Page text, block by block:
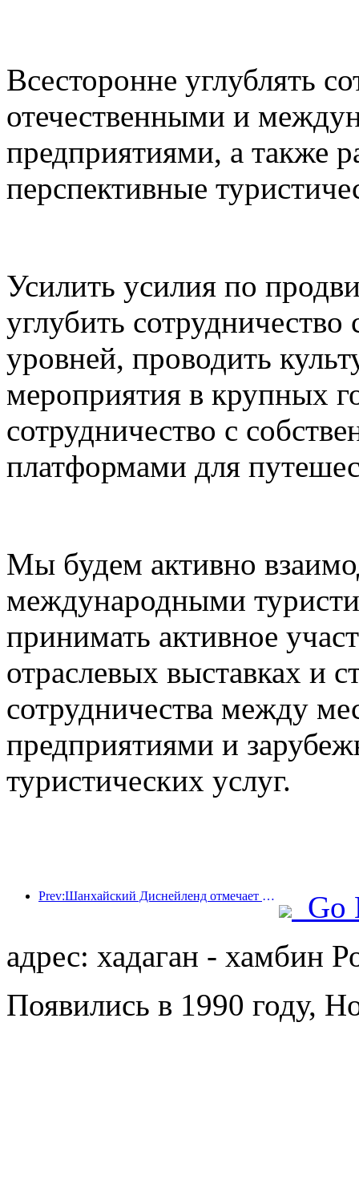
Всесторонне углублять
отечественными и
предприятиями, а также
перспективные
Усилить усилия по
углубить
уровней, проводить
мероприятия в крупных
сотрудничество с
платформами для
Мы будем активно
международными
принимать активное
отраслевых выставках и
сотрудничества между
предприятиями и
туристических услуг.
Prev:Шанхайский Диснейленд отмечает свою 10-летнюю годовщину, приняв на сегодняшний день более 100 миллионов посетителей.
Go
адрес: хадаган - хамбин
Появились в 1990 году,